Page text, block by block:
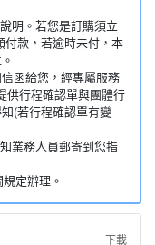
明。若您是訂購須立
付款，若逾時未付，本
函給您，經專屬服務
供行程確認單與團體行
(若行程確認單有變
業務人員郵寄到您指
定辦理。
下載